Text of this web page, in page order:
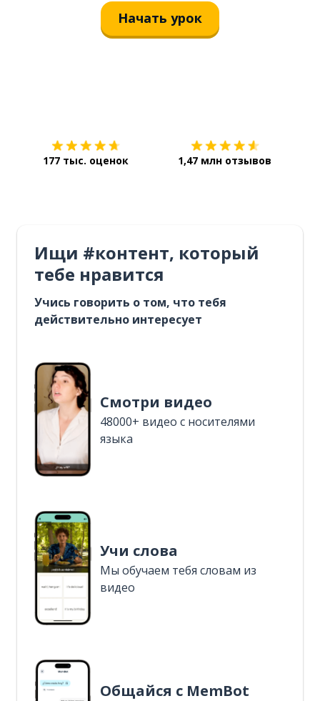
Начать урок
177 тыс. оценок 1,47 млн отзывов
Ищи #контент, который
тебе нравится
Учись говорить о том, что тебя
действительно интересует
Смотри видео
48000+ видео с носителями
языка
Учи слова
Мы обучаем тебя словам из
видео
Общайся с MemBot